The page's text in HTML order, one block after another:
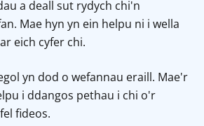
a deall sut rydych chi'n
Mae hyn yn ein helpu ni i wella
eich cyfer chi.
yn dod o wefannau eraill. Mae'r
i ddangos pethau i chi o'r
fideos.